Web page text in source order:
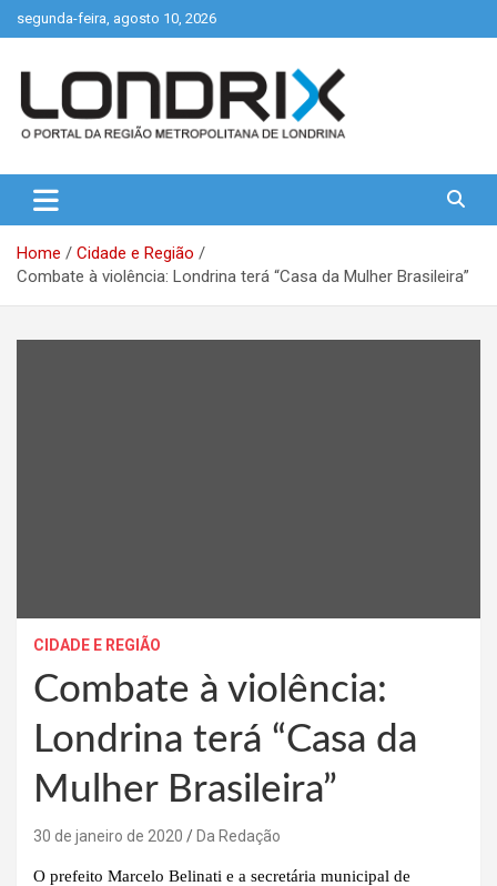
to
segunda-feira, agosto 10, 2026
Londrix
Home
Cidade e Região
Combate à violência: Londrina terá “Casa da Mulher Brasileira”
CIDADE E REGIÃO
Combate à violência:
Londrina terá “Casa da
Mulher Brasileira”
30 de janeiro de 2020 Da Redação
O prefeito Marcelo Belinati e a secretária municipal de